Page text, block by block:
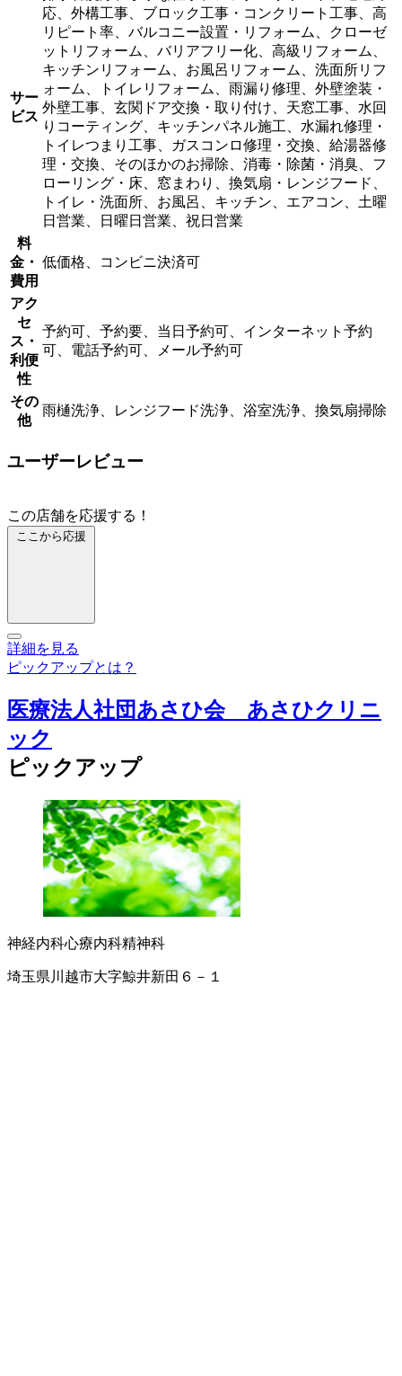
サー
ビス
応、外構工事、ブロック工事・コンクリート工事、高
リピート率、バルコニー設置・リフォーム、クローゼ
ットリフォーム、バリアフリー化、高級リフォーム、
キッチンリフォーム、お風呂リフォーム、洗面所リフ
ォーム、トイレリフォーム、雨漏り修理、外壁塗装・
外壁工事、玄関ドア交換・取り付け、天窓工事、水回
りコーティング、キッチンパネル施工、水漏れ修理・
トイレつまり工事、ガスコンロ修理・交換、給湯器修
理・交換、そのほかのお掃除、消毒・除菌・消臭、フ
ローリング・床、窓まわり、換気扇・レンジフード、
トイレ・洗面所、お風呂、キッチン、エアコン、土曜
日営業、日曜日営業、祝日営業
料
金・
費用
低価格、コンビニ決済可
アク
セ
ス・
利便
性
予約可、予約要、当日予約可、インターネット予約
可、電話予約可、メール予約可
その
他
雨樋洗浄、レンジフード洗浄、浴室洗浄、換気扇掃除
ユーザーレビュー
この店舗を応援する！
ここから応援
詳細を見る
ピックアップとは？
医療法人社団あさひ会 あさひクリニ
ック
ピックアップ
神経内科心療内科精神科
埼玉県川越市大字鯨井新田６－１